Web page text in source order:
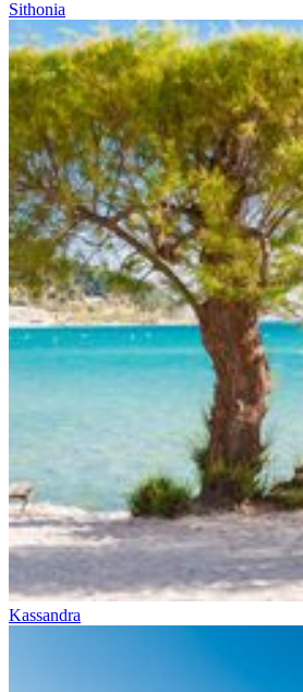
Sithonia
Kassandra